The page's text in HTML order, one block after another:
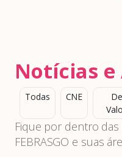
Notícias
Todas CNE
Fique por dentro
FEBRASGO e suas